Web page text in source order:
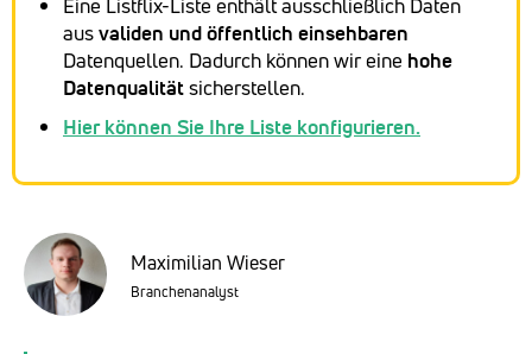
Eine Listflix-Liste enthält ausschließlich Daten
ausvaliden und öffentlich einsehbaren
Datenquellen. Dadurch können wir eine hohe
Datenqualitätsicherstellen.
Hier können Sie Ihre Liste konfigurieren.
Maximilian Wieser
Branchenanalyst